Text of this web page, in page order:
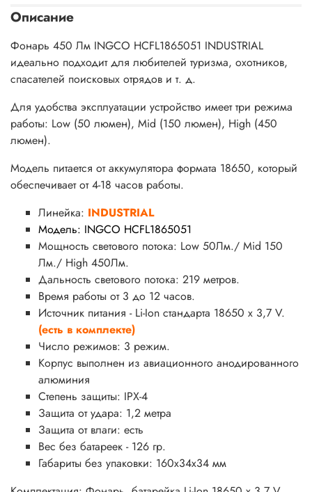
Описание
Фонарь 450 Лм INGCO HCFL1865051 INDUSTRIAL
идеально подходит для любителей туризма, охотников,
спасателей поисковых отрядов и т. д.
Для удобства эксплуатации устройство имеет три режима
работы: Low (50 люмен), Mid (150 люмен), High (450
люмен).
Модель питается от аккумулятора формата 18650, который
обеспечивает от 4-18 часов работы.
Линейка: INDUSTRIAL
Модель: INGCO HCFL1865051
Мощность светового потока: Low 50Лм./ Mid 150
Лм./ High 450Лм.
Дальность светового потока: 219 метров.
Время работы от 3 до 12 часов.
Источник питания - Li-Ion стандарта 18650 х 3,7 V.
(есть в комплекте)
Число режимов: 3 режим.
Корпус выполнен из авиационного анодированного
алюминия
Степень защиты: IPX-4
Защита от удара: 1,2 метра
Защита от влаги: есть
Вес без батареек - 126 гр.
Габариты без упаковки: 160х34х34 мм